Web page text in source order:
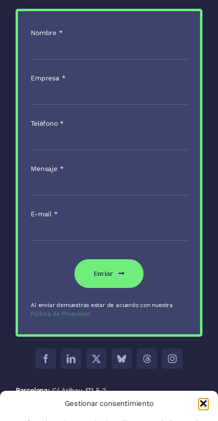
Gestionar consentimiento
Nombre *
Empresa *
Teléfono *
Mensaje *
E-mail *
Enviar
Al enviar demuestras estar de acuerdo con nuestra
Política de Privacidad
Barcelona:C/ Aribau 171 5-2
C/ José Abascal, 41, 28003